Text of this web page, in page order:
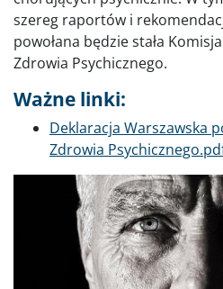
szereg raportów i
powołana będzie stała
Zdrowia Psychicznego.
Ważne linki:
Deklaracja Warszawska
Zdrowia